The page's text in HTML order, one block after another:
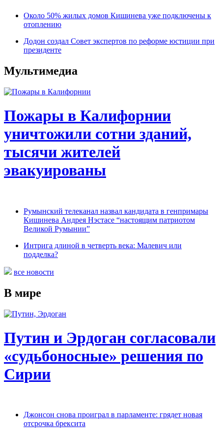
Около 50% жилых домов Кишинева уже подключены к
отоплению
Додон создал Совет экспертов по реформе юстиции при
президенте
Мультимедиа
Пожары в Калифорнии
уничтожили сотни зданий,
тысячи жителей
эвакуированы
Румынский телеканал назвал кандидата в генпримары
Кишинева Андрея Нэстасе “настоящим патриотом
Великой Румынии”
Интрига длиной в четверть века: Малевич или
подделка?
все новости
В мире
Путин и Эрдоган согласовали
«судьбоносные» решения по
Сирии
Джонсон снова проиграл в парламенте: грядет новая
отсрочка брексита